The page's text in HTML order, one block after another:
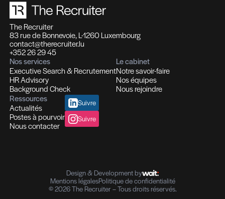
Recrutement et Chasse de têtes
Fonctions d'experts I Managers I Dirigeants
Profils hautement qualifiés
Recrutement multi-secteurs
Outplacement et Coaching